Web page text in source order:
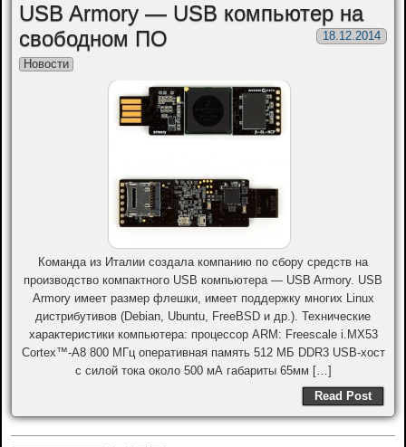
USB Armory — USB компьютер на
свободном ПО
18.12.2014
Новости
Команда из Италии создала компанию по сбору средств на
производство компактного USB компьютера — USB Armory. USB
Armory имеет размер флешки, имеет поддержку многих Linux
дистрибутивов (Debian, Ubuntu, FreeBSD и др.). Технические
характеристики компьютера: процессор ARM: Freescale i.MX53
Cortex™-A8 800 МГц оперативная память 512 МБ DDR3 USB-хост
с силой тока около 500 мА габариты 65мм […]
Read Post